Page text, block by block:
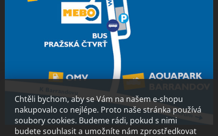
Chtěli bychom, aby se Vám na našem e-shopu
nakupovalo co nejlépe. Proto naše stránka používá
soubory cookies. Budeme rádi, pokud s nimi
budete souhlasit a umožníte nám zprostředkovat